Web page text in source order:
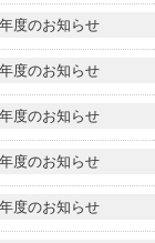
度のお知らせ
度のお知らせ
度のお知らせ
度のお知らせ
度のお知らせ